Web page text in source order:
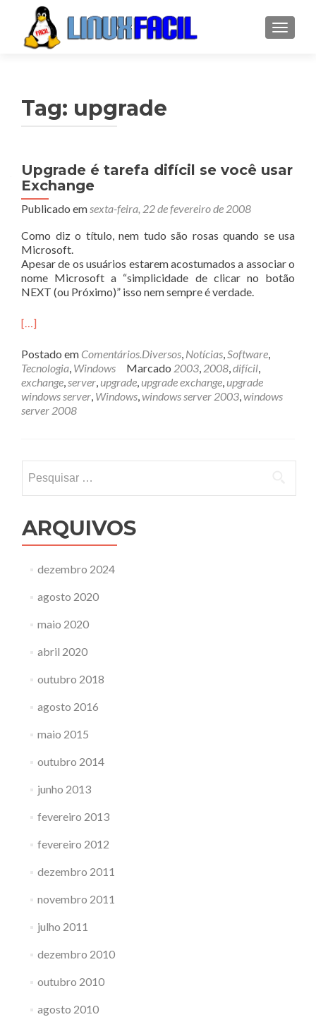
Tag: upgrade
Upgrade é tarefa difícil se você usar
Exchange
Publicado emsexta-feira, 22 de fevereiro de 2008
Como diz o título, nem tudo são rosas quando se usa
Microsoft.
Apesar de os usuários estarem acostumados a associar o
nome Microsoft a “simplicidade de clicar no botão
NEXT (ou Próximo)” isso nem sempre é verdade.
[…]
Postado em Comentários.Diversos, Notícias,Software,
Tecnologia, Windows Marcado 2003, 2008,difícil,
exchange,server,upgrade,upgrade exchange,upgrade
windows server, Windows,windows server 2003,windows
server 2008
por:
ARQUIVOS
dezembro 2024
agosto 2020
maio 2020
abril 2020
outubro 2018
agosto 2016
maio 2015
outubro 2014
junho 2013
fevereiro 2013
fevereiro 2012
dezembro 2011
novembro 2011
julho 2011
dezembro 2010
outubro 2010
agosto 2010